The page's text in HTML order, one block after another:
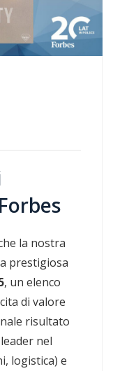
la nostra
prestigiosa
, un elenco
di valore
risultato
nel
logistica) e